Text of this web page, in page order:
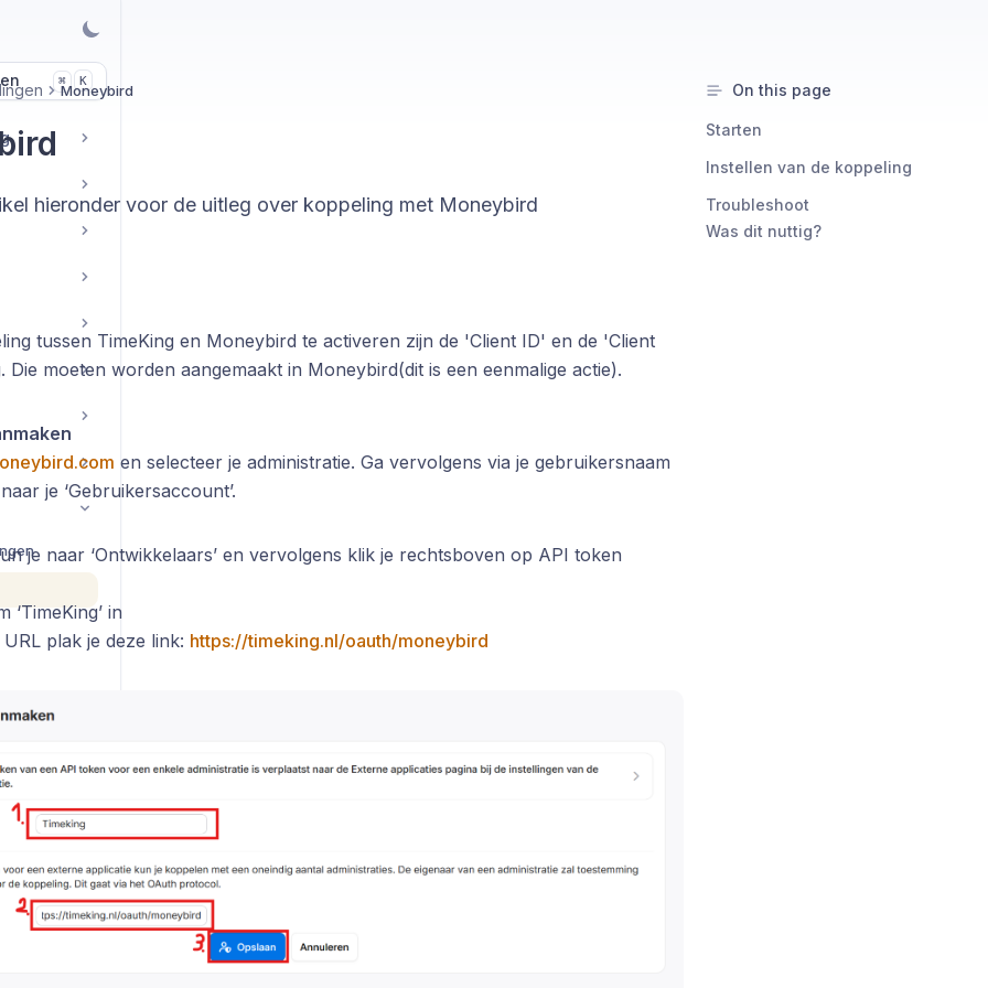
⌘ K
Single Sign-On (SSO) koppeling met Microsoft Entra ID (voorheen: Azure AD)
Moneybird
hieronder voor de uitleg over koppeling met Moneybird
tussen TimeKing en Moneybird te activeren zijn de 'Client ID' en de 'Client
Die moeten worden aangemaakt in Moneybird(dit is een eenmalige actie).
en selecteer je administratie. Ga vervolgens via je gebruikersnaam
je ‘Gebruikersaccount’.
je naar ‘Ontwikkelaars’ en vervolgens klik je rechtsboven op API token
‘TimeKing’ in
plak je deze link: https://timeking.nl/oauth/moneybird
On this page
Starten
Instellen van de koppeling
Troubleshoot
Was dit nuttig?